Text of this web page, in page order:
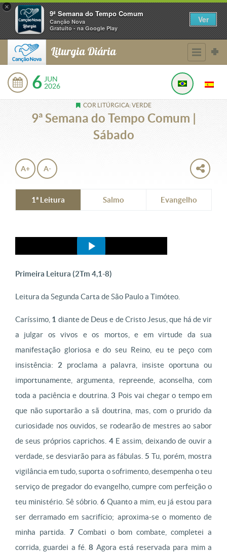
×
9ª Semana do Tempo Comum
Canção Nova
Gratuito - na Google Play
Ver
Liturgia Diária
6 JUN
2026
COR LITÚRGICA: VERDE
9ª Semana do Tempo Comum |
Sábado
A+ A-
1ª Leitura Salmo Evangelho
Primeira Leitura (2Tm 4,1-8)
Leitura da Segunda Carta de São Paulo a Timóteo.
Caríssimo, 1 diante de Deus e de Cristo Jesus, que há de vir
a julgar os vivos e os mortos, e em virtude da sua
manifestação gloriosa e do seu Reino, eu te peço com
insistência: 2 proclama a palavra, insiste oportuna ou
importunamente, argumenta, repreende, aconselha, com
toda a paciência e doutrina.3 Pois vai chegar o tempo em
que não suportarão a sã doutrina, mas, com o prurido da
curiosidade nos ouvidos, se rodearão de mestres ao sabor
de seus próprios caprichos. 4E assim, deixando de ouvir a
verdade, se desviarão para as fábulas.5 Tu, porém, mostra
vigilância em tudo, suporta o sofrimento, desempenha o teu
serviço de pregador do evangelho, cumpre com perfeição o
teu ministério. Sê sóbrio. 6Quanto a mim, eu já estou para
ser derramado em sacrifício; aproxima-se o momento de
minha partida. 7Combati o bom combate, completei a
corrida, guardei a fé.8 Agora está reservada para mim a